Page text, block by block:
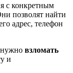
с конкретным
позволят найти
адрес, телефон
нужно взломать
и